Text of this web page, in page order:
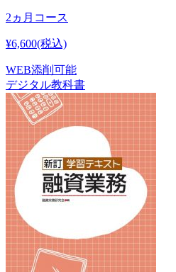
2ヵ月コース
¥6,600(税込)
WEB添削可能
デジタル教科書